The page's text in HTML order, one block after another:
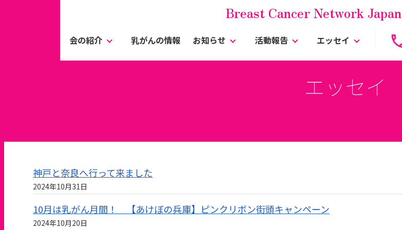
Breast Cancer Network Japan
会の紹介 乳がんの情報 お知らせ 活動報告 エッセイ
エッセイ
神戸と奈良へ行って来ました
2024年10月31日
10月は乳がん月間！ 【あけぼの兵庫】ピンクリボン街頭キャンペーン
2024年10月20日